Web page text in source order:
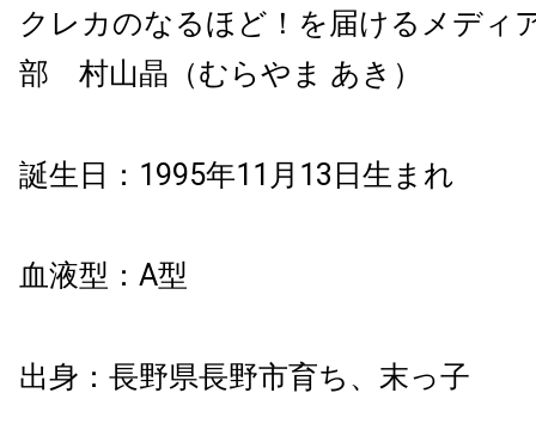
クレカのなるほど！を届けるメディ
部 村山晶（むらやま あき）
誕生日：1995年11月13日生まれ
血液型：A型
出身：長野県長野市育ち、末っ子